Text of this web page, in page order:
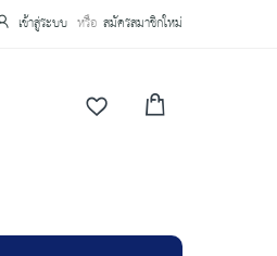
เข้าสู่ระบบ สมัครสมาชิกใหม่